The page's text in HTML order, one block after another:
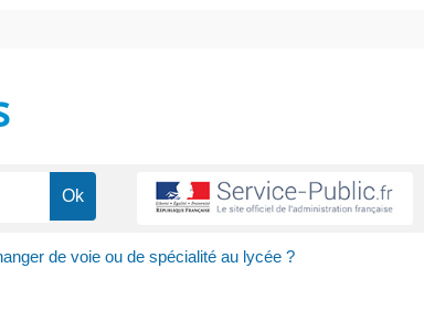
de voie ou de spécialité au lycée ?